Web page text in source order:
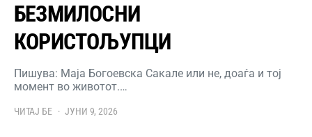
БЕЗМИЛОСНИ
КОРИСТОЉУПЦИ
Пишува: Маја Богоевска Сакале или не, доаѓа и тој
момент во животот.…
ЧИТАЈ БЕ ЈУНИ 9, 2026